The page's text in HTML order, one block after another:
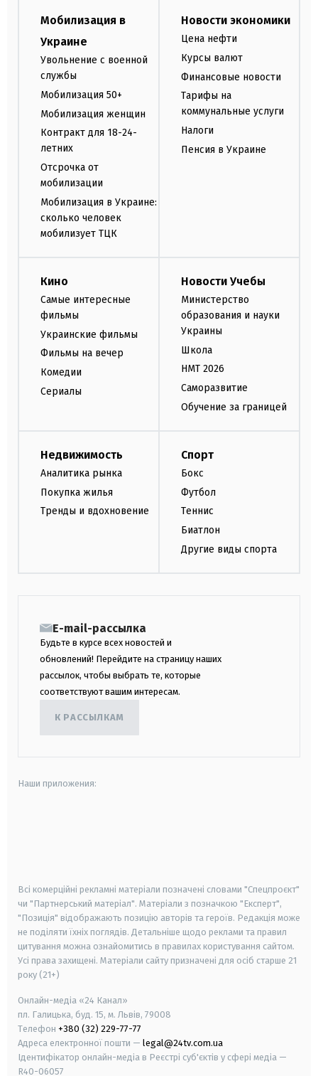
Мобилизация в
Украине
Увольнение с военной
службы
Мобилизация 50+
Мобилизация женщин
Контракт для 18-24-
летних
Отсрочка от
мобилизации
Мобилизация в Украине:
сколько человек
мобилизует ТЦК
Новости экономики
Цена нефти
Курсы валют
Финансовые новости
Тарифы на
коммунальные услуги
Налоги
Пенсия в Украине
Кино
Самые интересные
фильмы
Украинские фильмы
Фильмы на вечер
Комедии
Сериалы
Новости Учебы
Министерство
образования и науки
Украины
Школа
НМТ 2026
Саморазвитие
Обучение за границей
Недвижимость
Аналитика рынка
Покупка жилья
Тренды и вдохновение
Спорт
Бокс
Футбол
Теннис
Биатлон
Другие виды спорта
E-mail-рассылка
Будьте в курсе всех новостей и
обновлений! Перейдите на страницу наших
рассылок, чтобы выбрать те, которые
соответствуют вашим интересам.
К РАССЫЛКАМ
Наши приложения:
Всі комерційні рекламні матеріали позначені словами "Спецпроєкт"
чи "Партнерський матеріал". Матеріали з позначкою "Експерт",
"Позиція" відображають позицію авторів та героїв. Редакція може
не поділяти їхніх поглядів. Детальніше щодо реклами та правил
цитування можна ознайомитись в правилах користування сайтом.
Усі права захищені. Матеріали сайту призначені для осіб старше 21
року (21+)
Онлайн-медіа «24 Канал»
пл. Галицька, буд. 15, м. Львів, 79008
Телефон +380 (32) 229-77-77
Адреса електронної пошти — legal@24tv.com.ua
Ідентифікатор онлайн-медіа в Реєстрі суб'єктів у сфері медіа —
R40-06057